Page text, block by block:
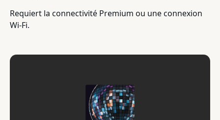
Requiert la connectivité Premium ou une connexion
Wi-Fi.